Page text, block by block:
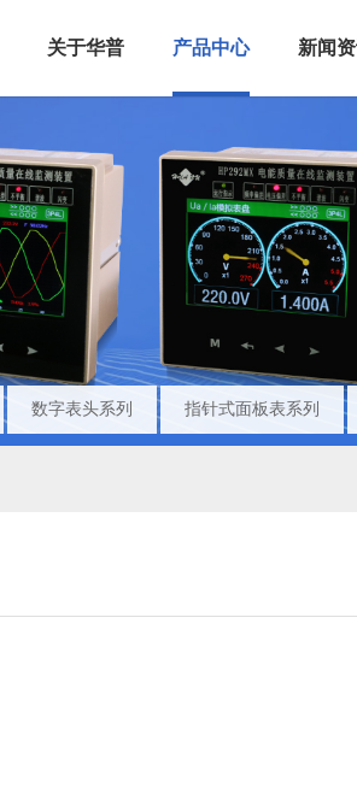
关于华普 产品中心 新闻
数字表头系列 指针式面板表系列